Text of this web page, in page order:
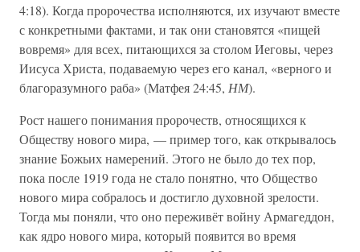
4:18). Когда пророчества исполняются, их изучают вместе
с конкретными фактами, и так они становятся «пищей
вовремя» для всех, питающихся за столом Иеговы, через
Иисуса Христа, подаваемую через его канал, «верного и
благоразумного раба» (Матфея 24:45, НМ).
Рост нашего понимания пророчеств, относящихся к
Обществу нового мира, — пример того, как открывалось
знание Божьих намерений. Этого не было до тех пор,
пока после 1919 года не стало понятно, что Общество
нового мира собралось и достигло духовной зрелости.
Тогда мы поняли, что оно переживёт войну Армагеддон,
как ядро нового мира, который появится во время